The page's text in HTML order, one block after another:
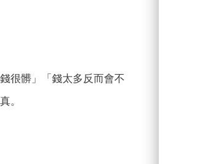
很髒」「錢太多反而會不
。